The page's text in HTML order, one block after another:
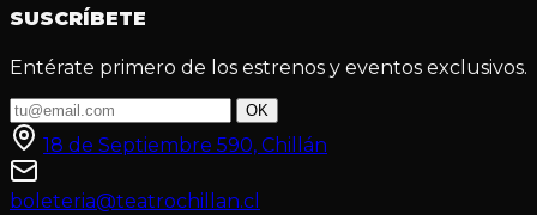
SUSCRÍBETE
Entérate primero de los estrenos y eventos exclusivos.
OK
18 de Septiembre 590, Chillán
boleteria@teatrochillan.cl